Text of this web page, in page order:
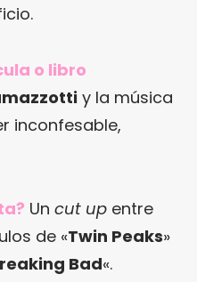
o libro
y la música
inconfesable,
Un cut up entre
de «Twin Peaks»
Bad«.